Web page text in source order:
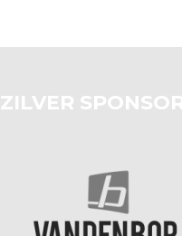
ZILVER